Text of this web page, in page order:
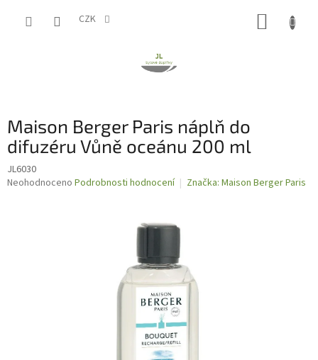
CZK
Maison Berger Paris náplň do
difuzéru Vůně oceánu 200 ml
JL6030
Průměrné
Neohodnoceno Podrobnosti hodnocení Značka: Maison Berger Paris